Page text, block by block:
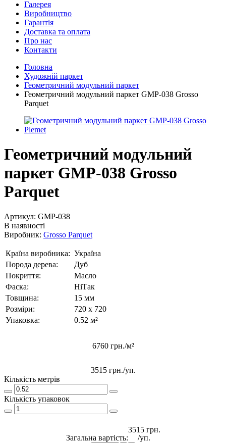
Галерея
Виробництво
Гарантія
Доставка та оплата
Про нас
Контакти
Головна
Художній паркет
Геометричний модульний паркет
Геометричний модульний паркет GMP-038 Grosso
Parquet
Геометричний модульний
паркет GMP-038 Grosso
Parquet
Артикул: GMP-038
В наявності
Виробник: Grosso Parquet
Країна виробника: Україна
Порода дерева:
Дуб
Покриття:
Масло
Фаска:
НіТак
Товщина:
15 мм
Розміри:
720 x 720
Упаковка:
0.52 м²
6760 грн./м²
3515 грн./уп.
Кількість метрів
Кількість упаковок
Загальна вартість:
3515 грн.
/уп.